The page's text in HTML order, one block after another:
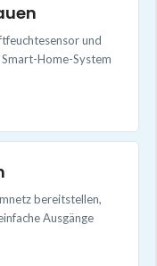
und
Home-System
bereitstellen,
Ausgänge